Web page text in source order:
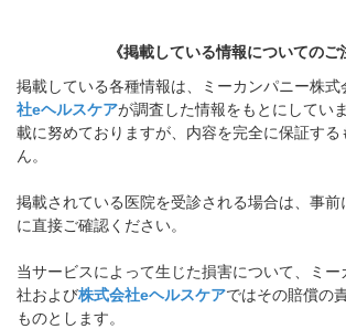
《掲載している情報についてのご
掲載している各種情報は、ミーカンパニー株式
社eヘルスケアが調査した情報をもとにしてい
載に努めておりますが、内容を完全に保証する
ん。
掲載されている医院を受診される場合は、事前
に直接ご確認ください。
当サービスによって生じた損害について、ミー
社および株式会社eヘルスケアではその賠償の
ものとします。